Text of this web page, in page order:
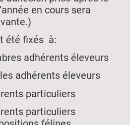
en cours sera
été fixés à:
adhérents éleveurs
adhérents éleveurs
particuliers
particuliers